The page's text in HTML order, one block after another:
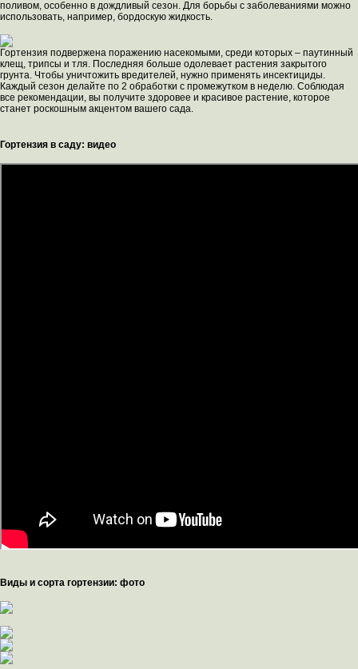
поливом, особенно в дождливый сезон. Для борьбы с заболеваниями можно
использовать, например, бордоскую жидкость.
Гортензия подвержена поражению насекомыми, среди которых – паутинный
клещ, трипсы и тля. Последняя больше одолевает растения закрытого
грунта. Чтобы уничтожить вредителей, нужно применять инсектициды.
Каждый сезон делайте по 2 обработки с промежутком в неделю. Соблюдая
все рекомендации, вы получите здоровее и красивое растение, которое
станет роскошным акцентом вашего сада.
Гортензия в саду: видео
Виды и сорта гортензии: фото